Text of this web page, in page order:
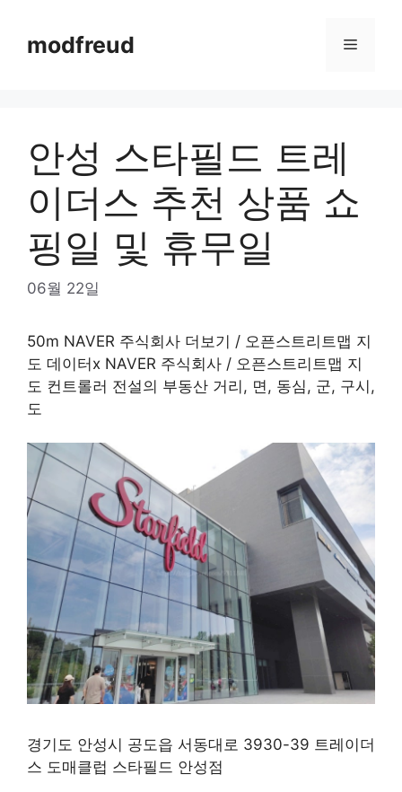
contentmodfreud Menu
안성 스타필드 트레
이더스 추천 상품 쇼
핑일 및 휴무일
06월 22일
50m NAVER 주식회사 더보기 / 오픈스트리트맵 지
도 데이터x NAVER 주식회사 / 오픈스트리트맵 지
도 컨트롤러 전설의 부동산 거리, 면, 동심, 군, 구시,
도
경기도 안성시 공도읍 서동대로 3930-39 트레이더
스 도매클럽 스타필드 안성점